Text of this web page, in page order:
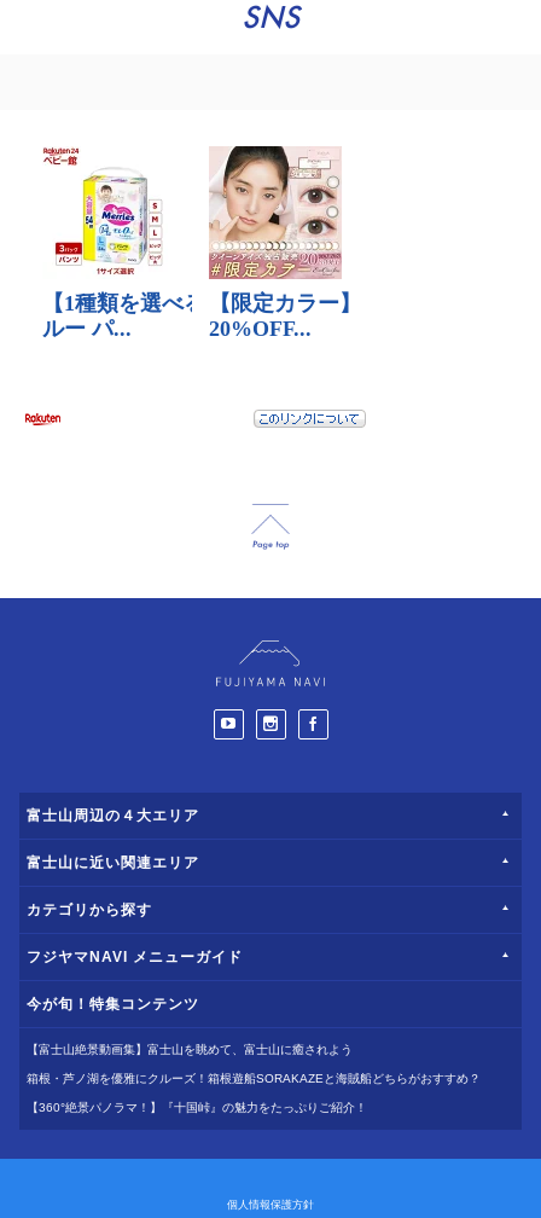
SNS
富士山周辺の４大エリア
富士山に近い関連エリア
カテゴリから探す
フジヤマNAVI メニューガイド
今が旬！特集コンテンツ
【富士山絶景動画集】富士山を眺めて、富士山に癒されよう
箱根・芦ノ湖を優雅にクルーズ！箱根遊船SORAKAZEと海賊船どちらがおすすめ？
【360°絶景パノラマ！】『十国峠』の魅力をたっぷりご紹介！
個人情報保護方針